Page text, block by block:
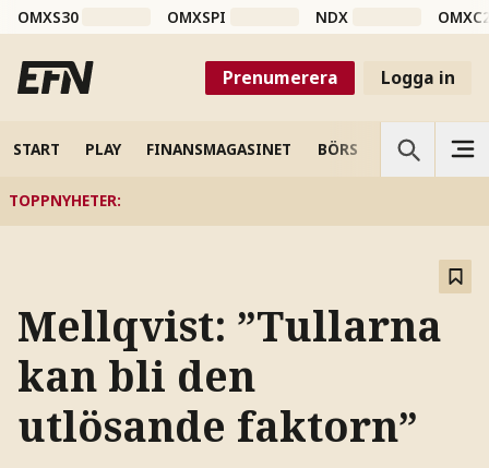
OMXS30 OMXSPI NDX
Prenumerera Logga in
START PLAY FINANSMAGASINET BÖRS VETENSKAP
TOPPNYHETER:
Mellqvist: ”Tullarna
kan bli den
utlösande faktorn”